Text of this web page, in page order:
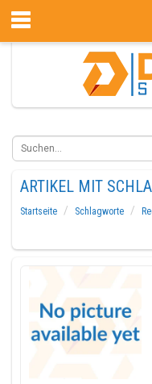
ARTIKEL MIT
Startseite Schlagworte